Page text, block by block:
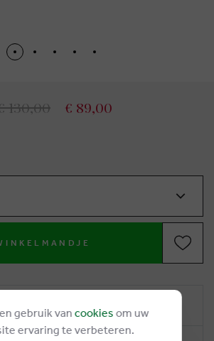
130,00 € 89,00
gebruik vancookies om uw
ervaring te verbeteren.